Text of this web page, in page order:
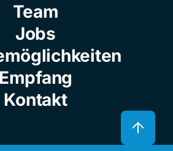
Team
Jobs
Empfang
Kontakt